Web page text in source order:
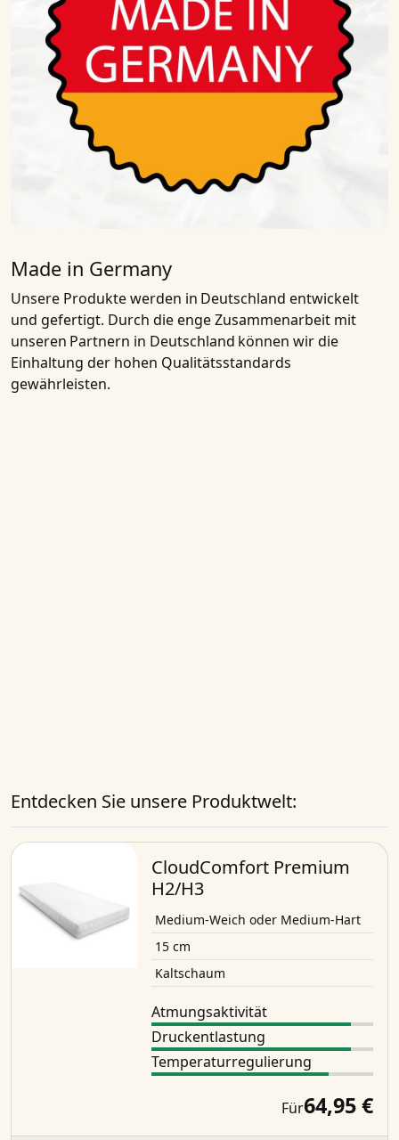
Made in Germany
Unsere Produkte werden in Deutschland entwickelt
und gefertigt. Durch die enge Zusammenarbeit mit
unseren Partnern in Deutschland können wir die
Einhaltung der hohen Qualitätsstandards
gewährleisten.
Entdecken Sie unsere Produktwelt:
CloudComfort Premium
H2/H3
Medium-Weich oder Medium-Hart
15 cm
Kaltschaum
Atmungsaktivität
Druckentlastung
Temperaturregulierung
Für64,95 €